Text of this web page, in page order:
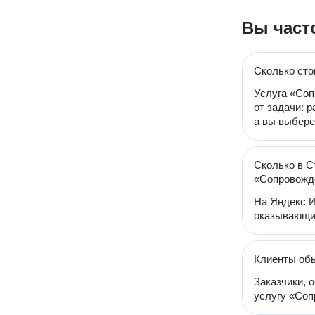
Вы
Сколько
Услуга
от задачи:
а вы
Сколько в
На Яндекс
Клиенты
Заказчики,
услугу